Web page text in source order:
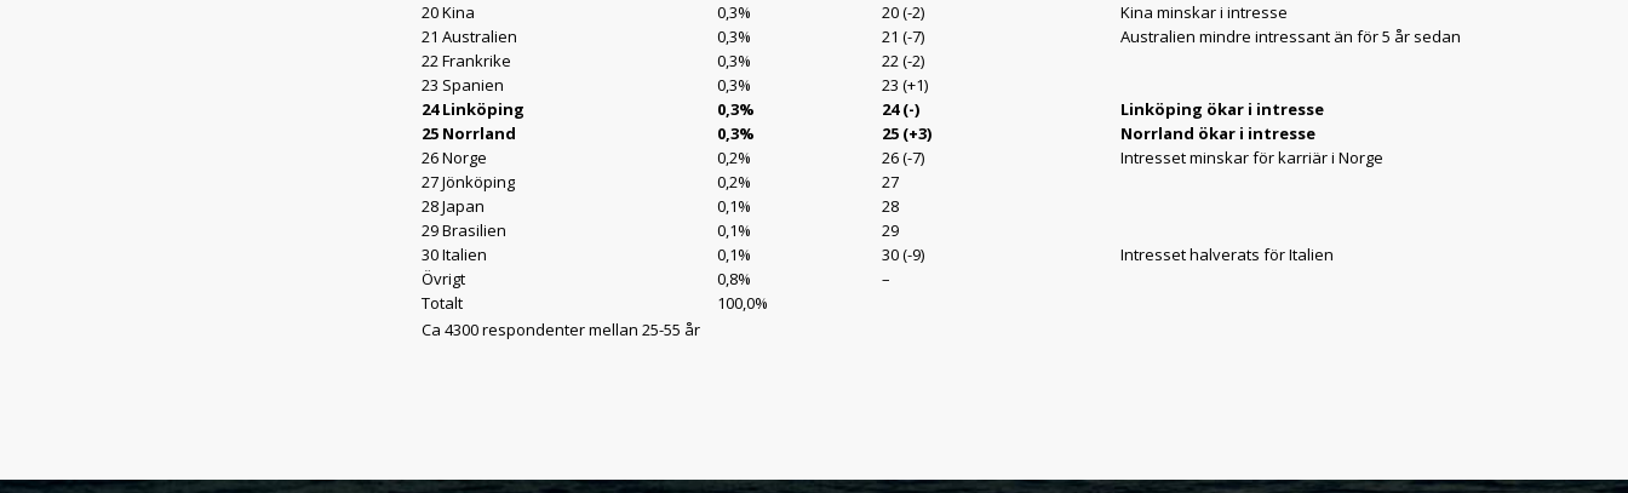
20 Kina
0,3% 20 (-2)
Kina minskar i intresse
21 Australien
0,3% 21 (-7)
Australien mindre intressant än för 5 år sedan
22 Frankrike
0,3%
22 (-2)
23 Spanien
0,3%
23 (+1)
24 Linköping
0,3% 24 (-)
Linköping ökar i intresse
25 Norrland
0,3% 25 (+3)
Norrland ökar i intresse
26 Norge
0,2% 26 (-7)
Intresset minskar för karriär i Norge
27 Jönköping
0,2%
27
28 Japan
0,1%
28
29 Brasilien
0,1%
29
30 Italien
0,1% 30 (-9)
Intresset halverats för Italien
Övrigt
0,8%
–
Totalt
100,0%
Ca 4300 respondenter mellan 25-55 år